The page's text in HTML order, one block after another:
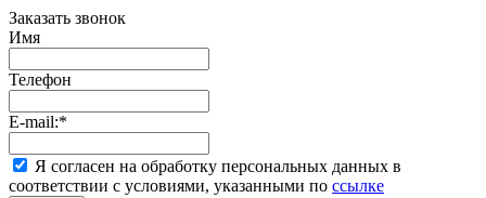
Заказать звонок
Имя
Телефон
E-mail:*
Я согласен на обработку персональных данных в
соответствии с условиями, указанными по ссылке